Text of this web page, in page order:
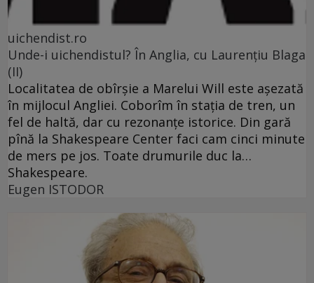
uichendist.ro
Unde-i uichendistul? În Anglia, cu Laurenţiu Blaga
(II)
Localitatea de obîrşie a Marelui Will este aşezată
în mijlocul Angliei. Coborîm în staţia de tren, un
fel de haltă, dar cu rezonanţe istorice. Din gară
pînă la Shakespeare Center faci cam cinci minute
de mers pe jos. Toate drumurile duc la…
Shakespeare.
Eugen ISTODOR